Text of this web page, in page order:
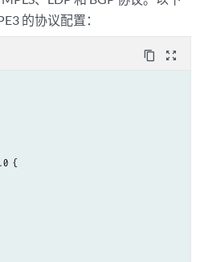
{
{
的协议配置：
content_copy zoom_out_map
{